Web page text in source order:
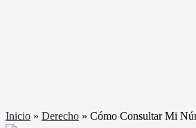
Inicio » Derecho » Cómo Consultar Mi